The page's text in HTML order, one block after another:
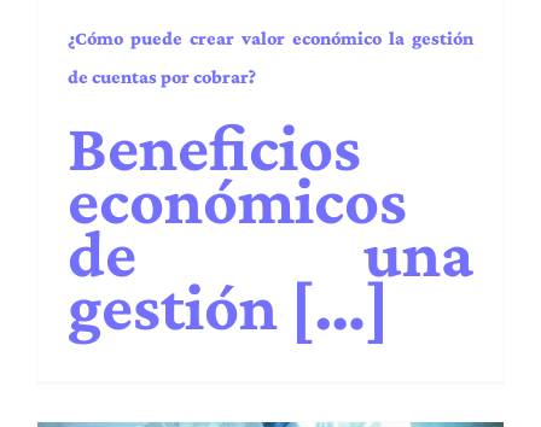
¿Cómo puede crear valor económico la gestión
de cuentas por cobrar?
Beneficios
económicos
de una
gestión […]